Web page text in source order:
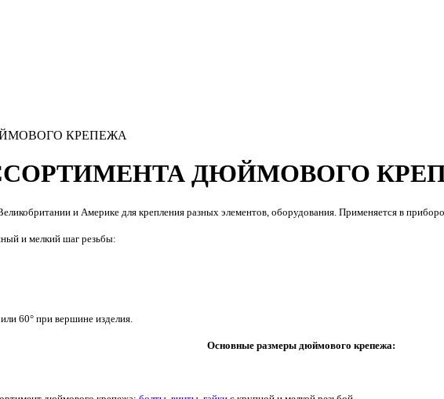
КРЕПЕЖА
ДЮЙМОВОГО
и Америке для крепления разных элементов, оборудования. Применяется в
и мелкий шаг резьбы:
60° при вершине изделия.
Основные размеры дюймового крепежа: